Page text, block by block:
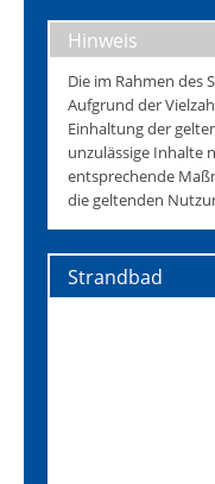
Hinweis
Die im Rahmen des
Aufgrund der
Einhaltung der
unzulässige Inhalte
entsprechende
die geltenden
Strandbad